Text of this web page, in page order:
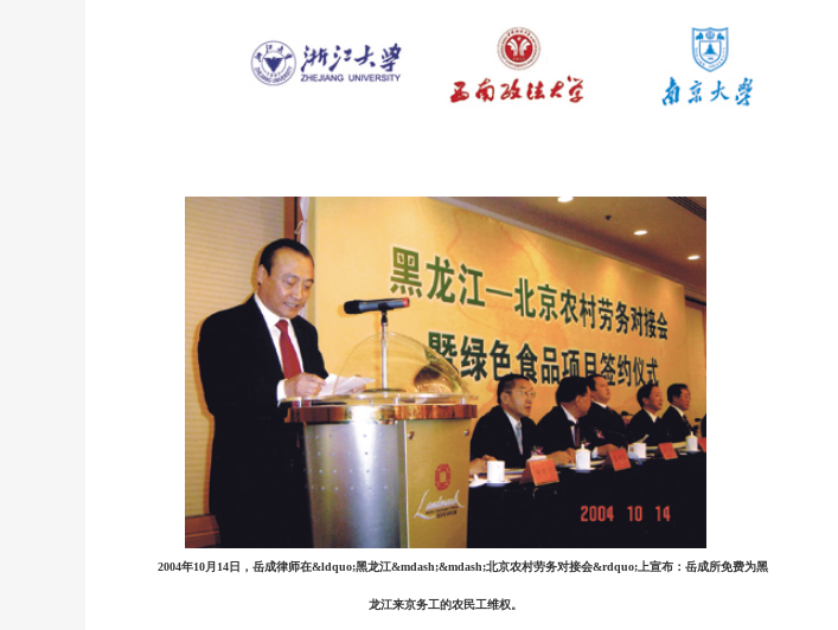
2004年10月14日，岳成律师在&ldquo;黑龙江&mdash;&mdash;北京农村劳务对接会&rdquo;上宣布：岳成所免费为黑
龙江来京务工的农民工维权。